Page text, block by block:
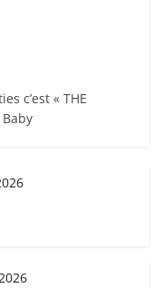
c’est « THE
Baby